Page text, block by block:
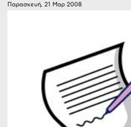
Παρασκευή, 21 Μαρ 2008